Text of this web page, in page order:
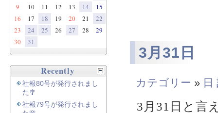
3月31日
カテゴリー » 日
3月31日と言
9
10 11 12 13 14
15
16
17 18 19 20 21
22
23
24 25 26 27 28
29
30
31
Recently
社報80号が発行されまし
た🎐
社報79号が発行されまし